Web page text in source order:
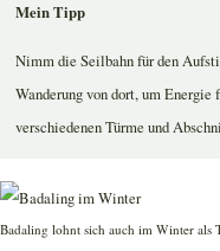
Mein Tipp
Nimm die Seilbahn für den
Wanderung von dort, um Energie
verschiedenen Türme und
Badaling lohnt sich auch im Winter als